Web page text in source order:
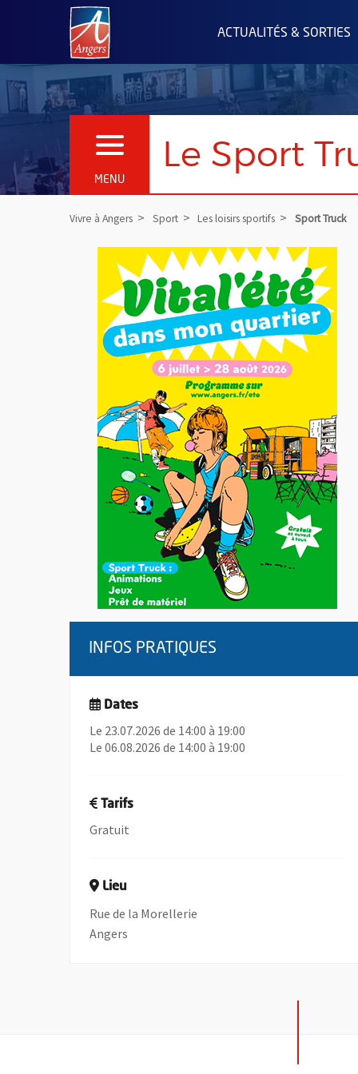
Angers.fr : Retour à l'accueil
ACTUALITÉS & SORTIES
MENU
OUVRIR LE MENU Le Sport
Vivre à Angers Sport Les loisirs sportifs Sport Truck
INFOS PRATIQUES
Dates
Le 23.07.2026 de 14:00 à 19:00
Le 06.08.2026 de 14:00 à 19:00
Tarifs
Gratuit
Lieu
Rue de la Morellerie
Angers